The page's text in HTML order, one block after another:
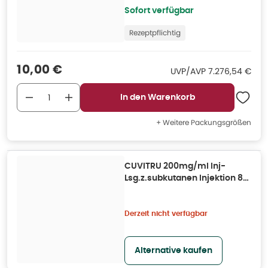
Sofort verfügbar
Rezeptpflichtig
Verkaufspreis
10,00 € UVP/AVP UVP/AVP
7.276,54 €
In den Warenkorb
+ Weitere Packungsgrößen
CUVITRU 200mg/ml Inj-
Lsg.z.subkutanen Injektion 8g
Derzeit nicht verfügbar
Alternative kaufen